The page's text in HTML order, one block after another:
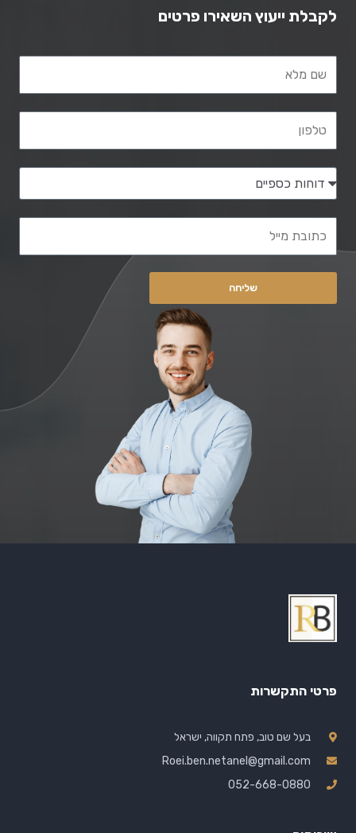
לקבלת ייעוץ השאירו פרטים
שליחה
פרטי התקשרות
בעל שם טוב, פתח תקווה, ישראל
Roei.ben.netanel@gmail.com
052-668-0880